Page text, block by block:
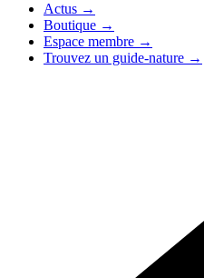
Actus →
Boutique →
Espace membre →
Trouvez un guide-nature →